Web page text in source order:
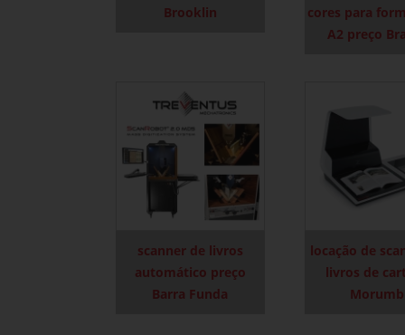
Brooklin
cores para
A2 preço
scanner de livros
automático preço
Barra Funda
locação de
livros de